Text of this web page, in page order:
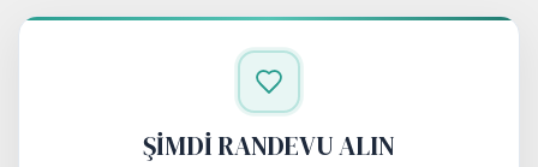
ŞIMDI RANDEVU ALIN